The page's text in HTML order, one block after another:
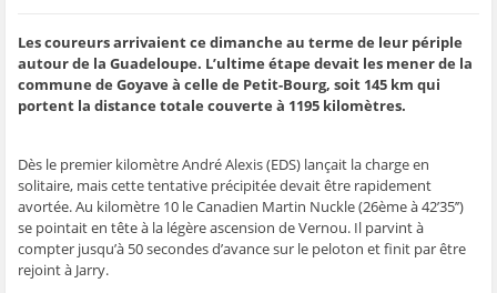
e
z
p
o
u
r
t
a
g
e
r
s
r
e
z
p
o
u
r
t
a
g
e
r
s
r
e
z
p
o
u
r
t
a
g
e
r
s
r
e
z
p
o
u
r
t
a
g
e
s
r
e
z
p
o
u
r
o
y
e
r
p
a
e
Les coureurs arrivaient ce dimanche au terme de leur périple
autour de la Guadeloupe. L’ultime étape devait les mener de la
commune de Goyave à celle de Petit-Bourg, soit 145 km qui
portent la distance totale couverte à 1195 kilomètres.
Dès le premier kilomètre André Alexis (EDS) lançait la charge en
solitaire, mais cette tentative précipitée devait être rapidement
avortée. Au kilomètre 10 le Canadien Martin Nuckle (26ème à 42’35’’)
se pointait en tête à la légère ascension de Vernou. Il parvint à
compter jusqu’à 50 secondes d’avance sur le peloton et finit par être
rejoint à Jarry.